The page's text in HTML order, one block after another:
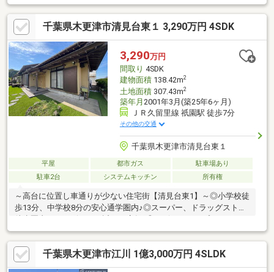
千葉県木更津市清見台東１ 3,290万円 4SDK
3,290万円
間取り 4SDK
建物面積138.42m2
土地面積307.43m2
築年月 2001年3月(築25年6ヶ月)
ＪＲ久留里線 祇園駅 徒歩7分
その他の交通
千葉県木更津市清見台東１
平屋 都市ガス
駐車場あり
駐車2台
システムキッチン 所有権
～高台に位置し車通りが少ない住宅街【清見台東1】～◎小学校徒
歩13分、中学校8分の安心通学圏内♪◎スーパー、ドラッグストア
いない比較的安心な立地♪◎DKとリビングはつなげて使えば広々
24帖♪◎玄関は開放的、土間部も収納として使え、大きなシュー
ズボックスで整理整頓しやすい♪◎キッチンにはカップボードや吊
戸棚付きで収納力十分♪◎南向きにつき陽当り良好♪◎P2台分（1
千葉県木更津市江川 1億3,000万円 4SLDK